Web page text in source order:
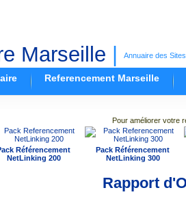
Marseille Annuaire des
Referencement Marseille
Pour améliorer votre
Référencement
NetLinking 200
Pack Référencement
NetLinking 300
Rapport